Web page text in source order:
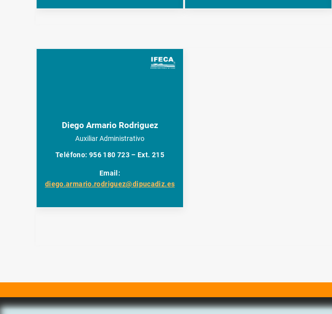
Diego Armario Rodriguez
Auxiliar Administrativo
Teléfono: 956 180 723 – Ext. 215
Email:
diego.armario.rodriguez@dipucadiz.es